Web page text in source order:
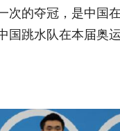
次的夺冠，是中国
国跳水队在本届奥